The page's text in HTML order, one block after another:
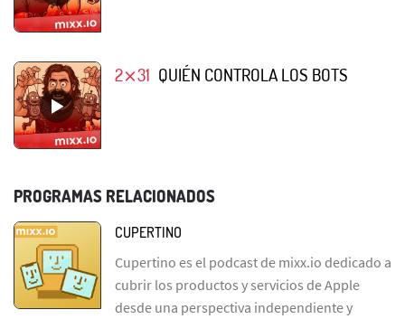
2⨯31 QUIÉN CONTROLA LOS BOTS
PROGRAMAS RELACIONADOS
CUPERTINO
Cupertino es el podcast de mixx.io dedicado a
cubrir los productos y servicios de Apple
desde una perspectiva independiente y